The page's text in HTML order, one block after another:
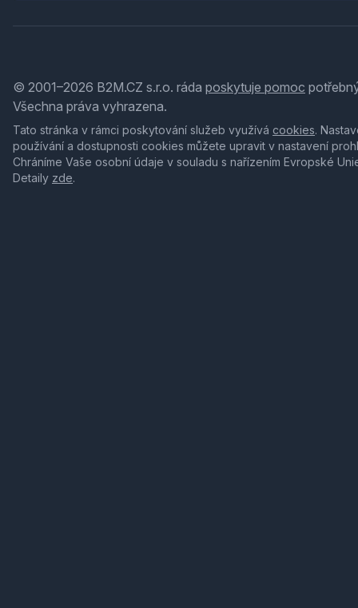
© 2001–2026 B2M.CZ s.r.o. ráda poskytuje pomoc
Všechna práva vyhrazena.
Tato stránka v rámci poskytování služeb využívá cookies.
používání a dostupnosti cookies můžete upravit v nastavení
Chráníme Vaše osobní údaje v souladu s nařízením Evropské
Detaily zde.